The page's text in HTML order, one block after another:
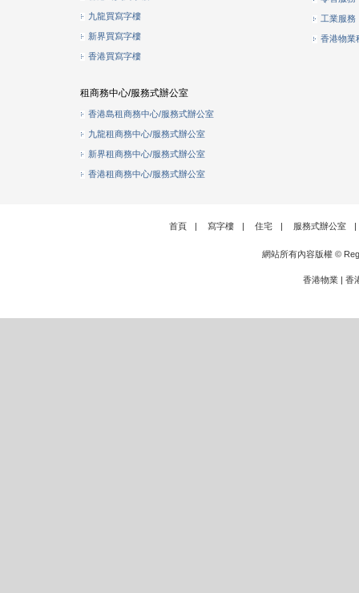
九龍買寫字樓
新界買寫字樓
香港買寫字樓
租商務中心/服務式辦公室
香港島租商務中心/服務式辦公室
九龍租商務中心/服務式辦公室
新界租商務中心/服務式辦公室
香港租商務中心/服務式辦公室
工業服務
香港物業
首頁 | 寫字樓 | 住宅 | 服務式辦公室 |
網站所有內容版權 ©
香港物業 | 香